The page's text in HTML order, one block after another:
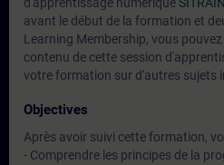
avant le début de la formation et
Learning Membership, vous
contenu de cette session
votre formation sur d'autres sujets
Objectives
Après avoir suivi cette formation,
- Comprendre les principes de la